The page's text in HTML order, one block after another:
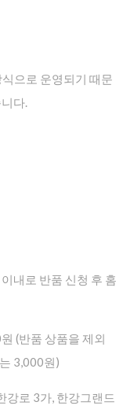
으로 운영되기 때문
다.
내로 반품 신청 후 홈
(반품 상품을 제외
3,000원)
강로 3가, 한강그랜드